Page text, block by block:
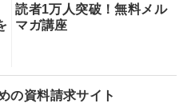
読者1万人突破！無料メル
マガ講座
の資料請求サイト